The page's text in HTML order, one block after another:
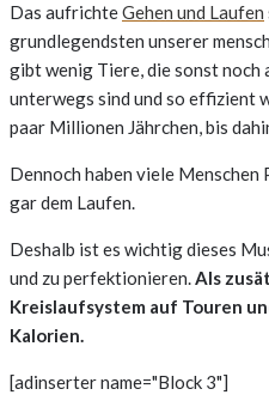
Das aufrichteGehen und Laufen
grundlegendsten unserer
gibt wenig Tiere, die sonst noch
unterwegs sind und so effizient
paar Millionen Jährchen, bis
Dennoch haben viele Menschen
gar dem Laufen.
Deshalb ist es wichtig dieses
und zu perfektionieren.Als
Kreislaufsystem auf Touren
Kalorien.
[adinserter name="Block 3"]